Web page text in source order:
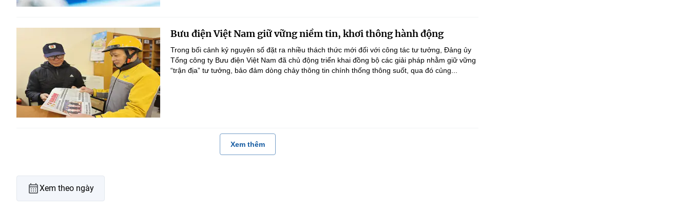
Bưu điện Việt Nam giữ vững niềm tin, khơi thông hành động
Trong bối cảnh kỷ nguyên số đặt ra nhiều thách thức mới đối với công tác tư tưởng, Đảng ủy
Tổng công ty Bưu điện Việt Nam đã chủ động triển khai đồng bộ các giải pháp nhằm giữ vững
“trận địa” tư tưởng, bảo đảm dòng chảy thông tin chính thống thông suốt, qua đó củng...
Xem thêm
Xem theo ngày